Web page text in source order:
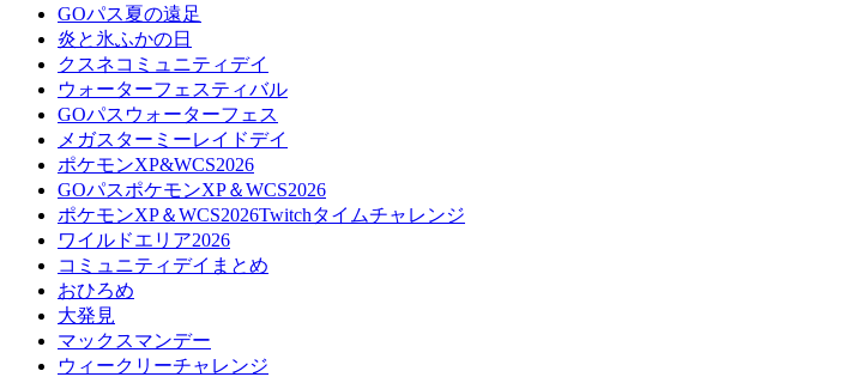
GOパス夏の遠足
炎と氷ふかの日
クスネコミュニティデイ
ウォーターフェスティバル
GOパスウォーターフェス
メガスターミーレイドデイ
ポケモンXP&WCS2026
GOパスポケモンXP＆WCS2026
ポケモンXP＆WCS2026Twitchタイムチャレンジ
ワイルドエリア2026
コミュニティデイまとめ
おひろめ
大発見
マックスマンデー
ウィークリーチャレンジ